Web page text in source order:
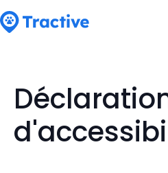
Accessibility
Statement